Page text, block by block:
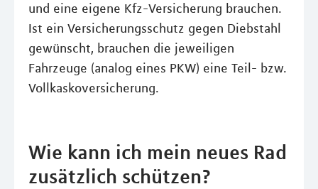
und eine eigene Kfz-Versicherung brauchen.
Ist ein Versicherungsschutz gegen Diebstahl
gewünscht, brauchen die jeweiligen
Fahrzeuge (analog eines PKW) eine Teil- bzw.
Vollkaskoversicherung.
Wie kann ich mein neues Rad
zusätzlich schützen?